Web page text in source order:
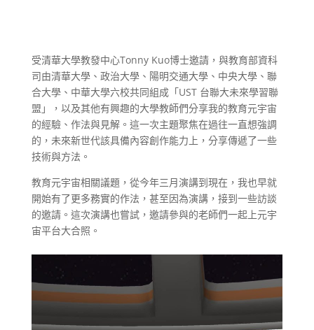
受清華大學教發中心Tonny Kuo博士邀請，與教育部資科
司由清華大學、政治大學、陽明交通大學、中央大學、聯
合大學、中華大學六校共同組成「UST 台聯大未來學習聯
盟」，以及其他有興趣的大學教師們分享我的教育元宇宙
的經驗、作法與見解。這一次主題聚焦在過往一直想強調
的，未來新世代該具備內容創作能力上，分享傳遞了一些
技術與方法。
教育元宇宙相關議題，從今年三月演講到現在，我也早就
開始有了更多務實的作法，甚至因為演講，接到一些訪談
的邀請。這次演講也嘗試，邀請參與的老師們一起上元宇
宙平台大合照。